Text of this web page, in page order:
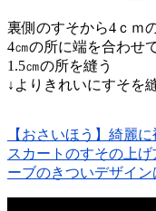
裏側のすそから4ｃｍ
4㎝の所に端を合わせ
1.5㎝の所を縫う
↓よりきれいにすそを
【おさいほう】綺麗
スカートのすその上
ーブのきついデザイ